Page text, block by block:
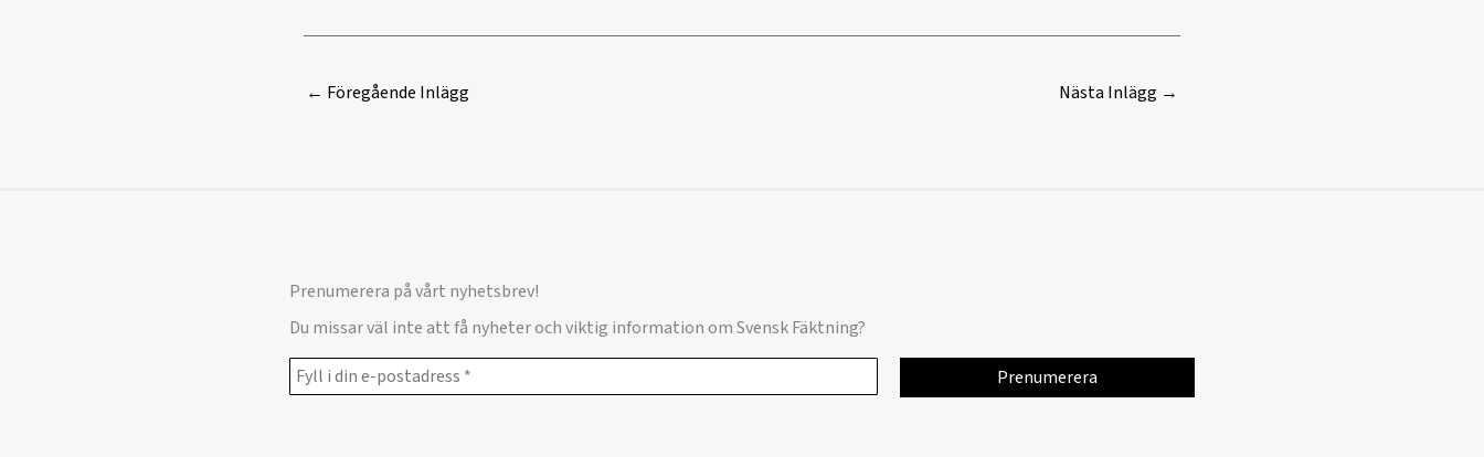
← Föregående Inlägg Nästa Inlägg →
Prenumerera på vårt nyhetsbrev!
Du missar väl inte att få nyheter och viktig information om Svensk Fäktning?